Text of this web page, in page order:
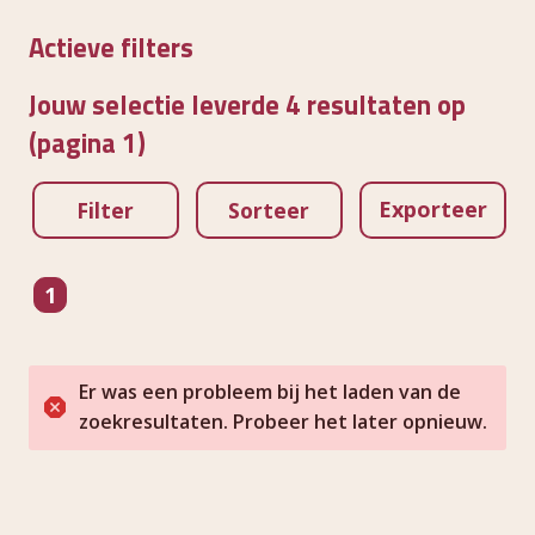
Actieve filters
Jouw selectie leverde 4 resultaten op
(pagina 1)
Filter Sorteer Exporteer
pagina
1
Er was een probleem bij het laden van de
zoekresultaten. Probeer het later opnieuw.